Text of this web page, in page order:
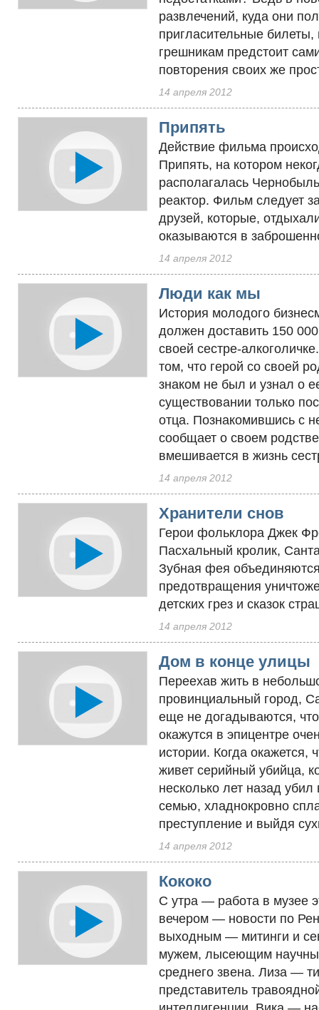
развлечений, куда они
пригласительные билеты,
грешникам предстоит
повторения своих же
14 апреля 2012
Припять
Действие фильма
Припять, на котором
располагалась
реактор. Фильм следует
друзей, которые,
оказываются в
14 апреля 2012
Люди как мы
История молодого
должен доставить 150
своей сестре-
том, что герой со своей
знаком не был и узнал о
существовании только
отца. Познакомившись с
сообщает о своем
вмешивается в жизнь
14 апреля 2012
Хранители снов
Герои фольклора Джек
Пасхальный кролик,
Зубная фея
предотвращения
детских грез и сказок
14 апреля 2012
Дом в конце улицы
Переехав жить в
провинциальный город,
еще не догадываются,
окажутся в эпицентре
истории. Когда окажется,
живет серийный убийца,
несколько лет назад
семью, хладнокровно
преступление и выйдя
14 апреля 2012
Кококо
С утра — работа в музее
вечером — новости по
выходным — митинги и
мужем, лысеющим
среднего звена. Лиза —
представитель